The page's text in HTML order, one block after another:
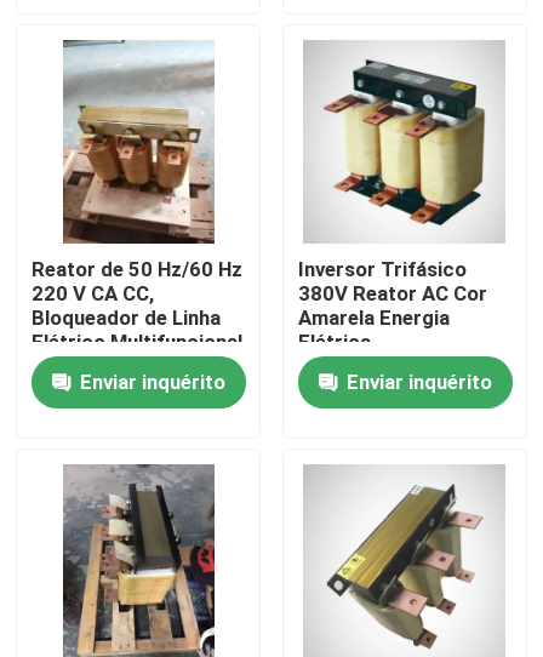
Vídeos
Quem Somos
Fábrica
Controle de Qualidade
Pedir um orçamento
Inversor variável da frequência
inversor da fase monofásica
Inversor trifásico
Reator de 50 Hz/60 Hz
220 V CA CC,
Bloqueador de Linha
Elétrico Multifuncional
VFD
Enviar inquérito
Inversor Trifásico
380V Reator AC Cor
Amarela Energia
Elétrica
Enviar inquérito